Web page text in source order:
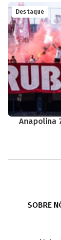
Destaque
Anapolina
SOBRE